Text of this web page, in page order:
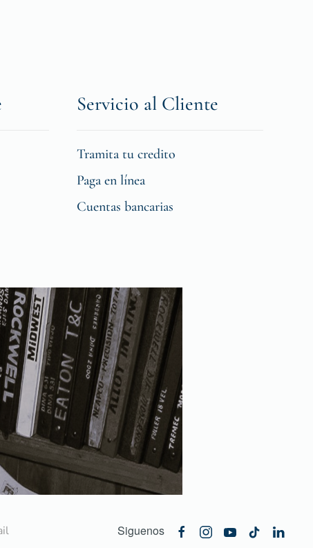
Servicio al Cliente
Tramita tu credito
Paga en línea
Cuentas bancarias
Siguenos